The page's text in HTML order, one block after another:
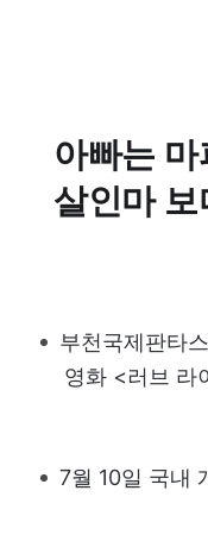
아빠는
살인마
부천국제판타
영화 <러브 라
7월 10일 국내